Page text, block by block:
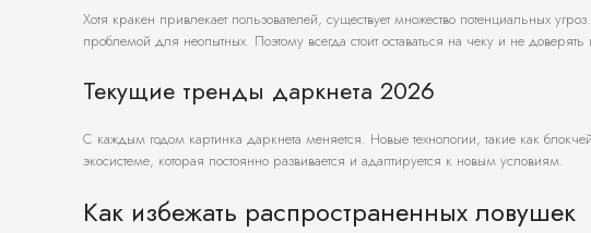
Хотя кракен привлекает пользователей, существует множество потенциальных
проблемой для неопытных. Поэтому всегда стоит оставаться на чеку и не
Текущие тренды даркнета 2026
С каждым годом картинка даркнета меняется. Новые технологии, такие как
экосистеме, которая постоянно развивается и адаптируется к новым условиям.
Как избежать распространенных ловушек